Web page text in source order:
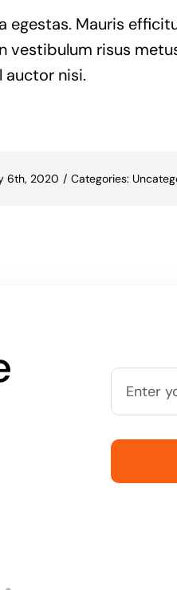
egestas. Mauris
vestibulum risus
auctor nisi.
6th, 2020 / Categories:
Email